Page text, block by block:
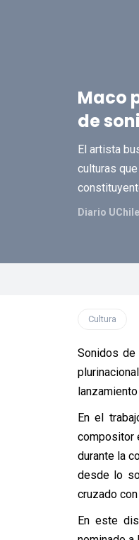
Maco
de
El artista
culturas
Diario UChile
Cultura
Sonidos
En el
compositor
durante la
desde lo
cruzado
En este